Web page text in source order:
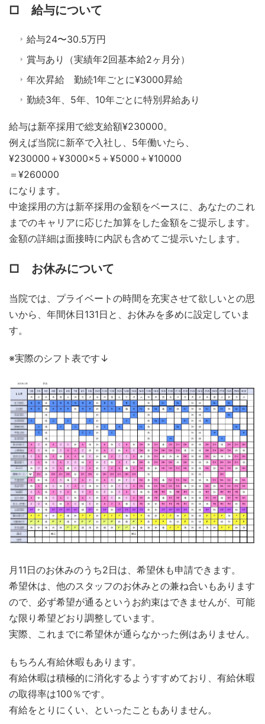
□ 給与について
給与24〜30.5万円
賞与あり（実績年2回基本給2ヶ月分）
年次昇給 勤続1年ごとに¥3000昇給
勤続3年、5年、10年ごとに特別昇給あり
給与は新卒採用で総支給額¥230000。
例えば当院に新卒で入社し、5年働いたら、
¥230000＋¥3000×5＋¥5000＋¥10000
＝¥260000
になります。
中途採用の方は新卒採用の金額をベースに、あなたのこれ
までのキャリアに応じた加算をした金額をご提示します。
金額の詳細は面接時に内訳も含めてご提示いたします。
□ お休みについて
当院では、プライベートの時間を充実させて欲しいとの思
いから、年間休日131日と、お休みを多めに設定していま
す。
※実際のシフト表です↓
月11日のお休みのうち2日は、希望休も申請できます。
希望休は、他のスタッフのお休みとの兼ね合いもあります
ので、必ず希望が通るというお約束はできませんが、可能
な限り希望どおり調整しています。
実際、これまでに希望休が通らなかった例はありません。
もちろん有給休暇もあります。
有給休暇は積極的に消化するようすすめており、有給休暇
の取得率は100％です。
有給をとりにくい、といったこともありません。